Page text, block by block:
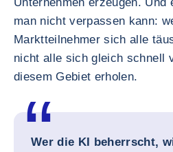
man nicht verpassen kann:
Marktteilnehmer sich alle
nicht alle sich gleich schnell
diesem Gebiet erholen.
Wer die KI beherrscht,